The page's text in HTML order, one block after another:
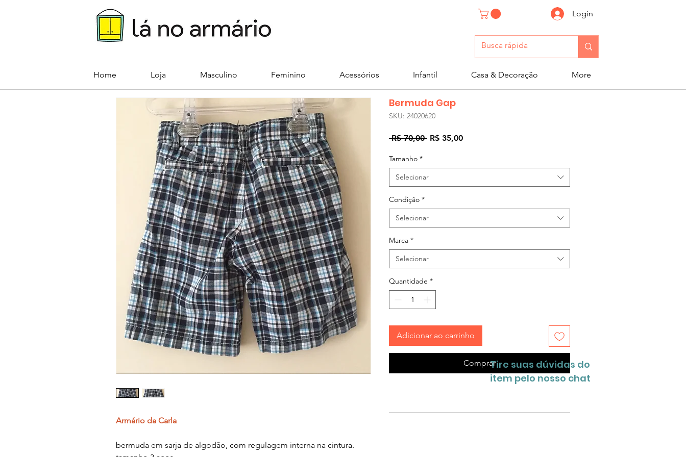
Login
Home Loja Masculino Feminino Acessórios Infantil Casa & Decoração More
Armário da Carla
bermuda em sarja de algodão, com regulagem interna na cintura.
Bermuda Gap
SKU: 24020620
R$ 70,00 Preço
R$ 35,00Preço
Tamanho *
Selecionar
Condição *
Selecionar
Marca *
Selecionar
Quantidade *
Adicionar ao carrinho
ComprarTire suas dúvidas do
item pelo nosso chat